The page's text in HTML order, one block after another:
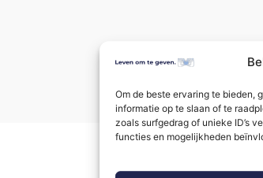
Om de beste ervaring te bieden,
informatie op te slaan of te
zoals surfgedrag of unieke ID’s
functies en mogelijkheden